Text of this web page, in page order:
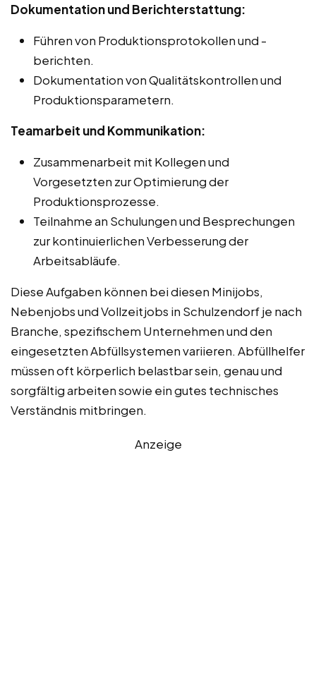
Dokumentation und Berichterstattung:
Führen von Produktionsprotokollen und -
berichten.
Dokumentation von Qualitätskontrollen und
Produktionsparametern.
Teamarbeit und Kommunikation:
Zusammenarbeit mit Kollegen und
Vorgesetzten zur Optimierung der
Produktionsprozesse.
Teilnahme an Schulungen und Besprechungen
zur kontinuierlichen Verbesserung der
Arbeitsabläufe.
Diese Aufgaben können bei diesen Minijobs,
Nebenjobs und Vollzeitjobs in Schulzendorf je nach
Branche, spezifischem Unternehmen und den
eingesetzten Abfüllsystemen variieren. Abfüllhelfer
müssen oft körperlich belastbar sein, genau und
sorgfältig arbeiten sowie ein gutes technisches
Verständnis mitbringen.
Anzeige